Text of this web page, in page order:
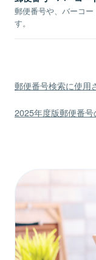
郵便番号や、バーコ
す。
郵便番号検索に使用
2025年度版郵便番号